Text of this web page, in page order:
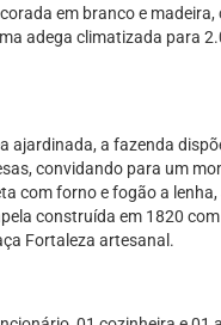
em branco e madeira,
adega climatizada para
ajardinada, a fazenda
convidando para um
com forno e fogão a lenha,
construída em 1820
Fortaleza artesanal.